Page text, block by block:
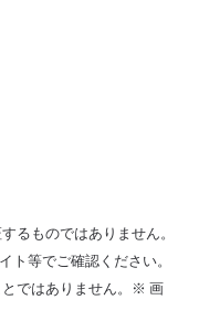
るものではありません。
ト等でご確認ください。
ではありません。※ 画